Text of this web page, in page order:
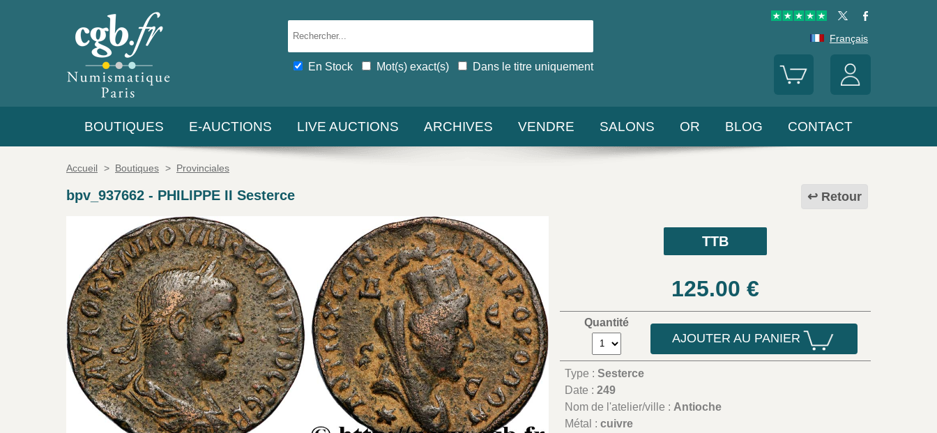
En Stock Mot(s) exact(s) Dans le titre uniquement
Français
BOUTIQUES E-AUCTIONS LIVE AUCTIONS ARCHIVES VENDRE SALONS OR BLOG CONTACT
Accueil > Boutiques > Provinciales
Retour
bpv_937662 - PHILIPPE II Sesterce
TTB
125.00 €
Quantité
AJOUTER AU PANIER
Type :Sesterce
Date :249
Nom de l'atelier/ville : Antioche
Métal :cuivre